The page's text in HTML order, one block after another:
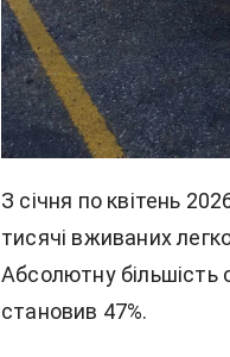
З січня по квітень
тисячі вживаних
Абсолютну більшість
становив 47%.